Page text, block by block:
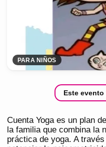
PARA NIÑOS
Este
Cuenta Yoga es un plan
la familia que combina la
práctica de yoga. A